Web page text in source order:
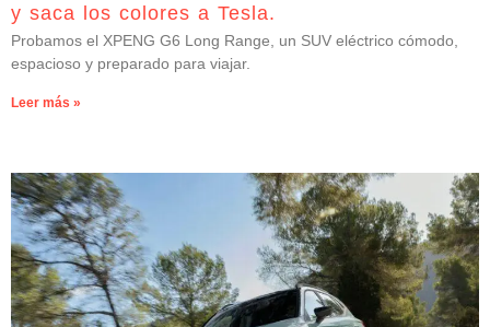
y saca los colores a Tesla.
Probamos el XPENG G6 Long Range, un SUV eléctrico cómodo,
espacioso y preparado para viajar.
Leer más »